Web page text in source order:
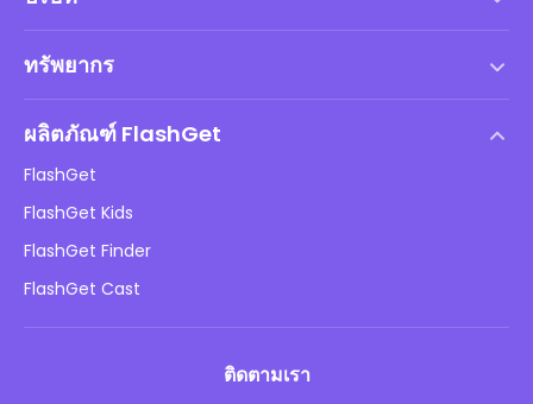
นโยบาย DMCA
นโยบายความเป็นส่วนตัว
นโยบายการโฆษณา
อย่าขายข้อมูลของฉัน
ทรัพยากร
ความปลอดภัยของเด็กออนไลน์
ดาวน์โหลด
ผลิตภัณฑ์ FlashGet
FlashGet
FlashGet Kids
FlashGet Finder
FlashGet Cast
ติดตามเรา